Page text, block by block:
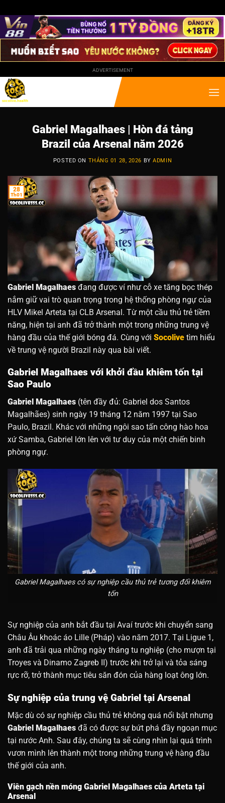
ADVERTISEMENT
Gabriel Magalhaes | Hòn đá tảng
Brazil của Arsenal năm 2026
POSTED ON THÁNG 01 28, 2026 BYADMIN
28
Th01
Gabriel Magalhaes đang được ví như cỗ xe tăng bọc thép
nắm giữ vai trò quan trọng trong hệ thống phòng ngự của
HLV Mikel Arteta tại CLB Arsenal. Từ một cầu thủ trẻ tiềm
năng, hiện tại anh đã trở thành một trong những trung vệ
hàng đầu của thế giới bóng đá. Cùng với Socolive tìm hiểu
về trung vệ người Brazil này qua bài viết.
Gabriel Magalhaes với khởi đầu khiêm tốn tại
Sao Paulo
Gabriel Magalhaes (tên đầy đủ: Gabriel dos Santos
Magalhães) sinh ngày 19 tháng 12 năm 1997 tại Sao
Paulo, Brazil. Khác với những ngôi sao tấn công hào hoa
xứ Samba, Gabriel lớn lên với tư duy của một chiến binh
phòng ngự.
Gabriel Magalhaes có sự nghiệp cầu thủ trẻ tương đối khiêm
tốn
Sự nghiệp của anh bắt đầu tại Avaí trước khi chuyển sang
Châu Âu khoác áo Lille (Pháp) vào năm 2017. Tại Ligue 1,
anh đã trải qua những ngày tháng tu nghiệp (cho mượn tại
Troyes và Dinamo Zagreb II) trước khi trở lại và tỏa sáng
rực rỡ, trở thành mục tiêu săn đón của hàng loạt ông lớn.
Sự nghiệp của trung vệ Gabriel tại Arsenal
Mặc dù có sự nghiệp cầu thủ trẻ không quá nổi bật nhưng
Gabriel Magalhaes đã có được sự bứt phá đầy ngoạn mục
tại nước Anh. Sau đây, chúng ta sẽ cùng nhìn lại quá trình
vươn mình lên thành một trong những trung vệ hàng đầu
thế giới của anh.
Viên gạch nền móng Gabriel Magalhaes của Arteta tại
Arsenal